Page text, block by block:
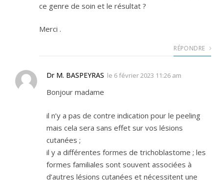
ce genre de soin et le résultat ?
Merci .
RÉPONDRE
Dr M. BASPEYRAS le 6 février 2023 11:26 am
Bonjour madame
il n’y a pas de contre indication pour le peeling
mais cela sera sans effet sur vos lésions
cutanées ;
il y a différentes formes de trichoblastome ; les
formes familiales sont souvent associées à
d’autres lésions cutanées et nécessitent une